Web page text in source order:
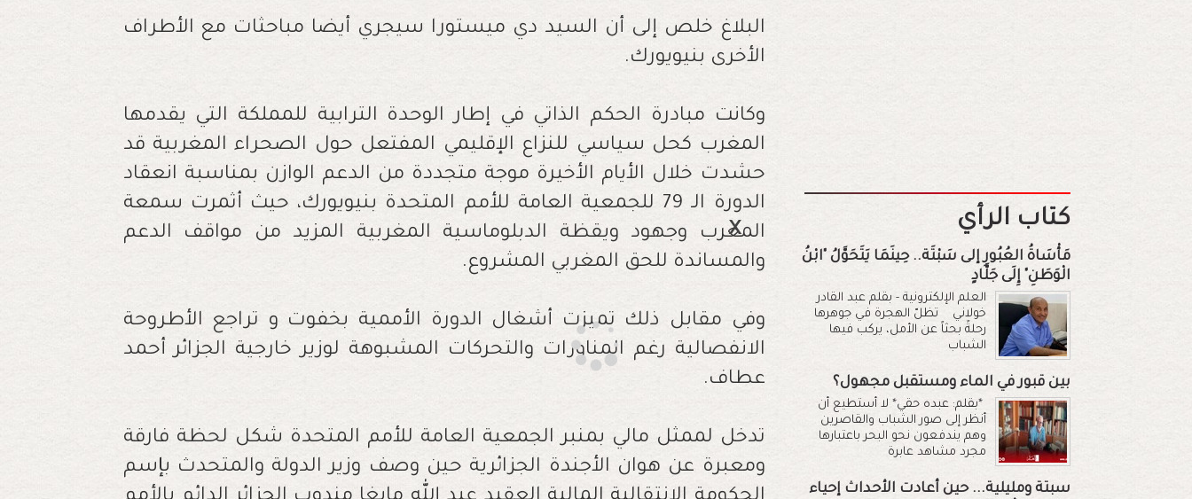
‬الأخرى‭ ‬بنيويورك‭.‬
‬والمساندة‭ ‬للحق‭ ‬المغربي‭ ‬المشروع‭.‬
‬عطاف‭ .‬
كتاب الرأي
مَأْسَاةُ العُبُورِ إلى سَبْتَة.. حِينَمَا يَتَحَوَّلُ "ابْنُ
الْوَطَنِ" إِلَى جَلَّادٍ
العلم الإلكترونية - بقلم عبد القادر
خولاني تظلّ الهجرة في جوهرها
رحلةً بحثاً عن الأمل، يركب فيها
الشباب
بين قبور في الماء ومستقبل مجهول؟
*بقلم: عبده حقي* لا أستطيع أن
أنظر إلى صور الشباب والقاصرين
وهم يندفعون نحو البحر باعتبارها
مجرد مشاهد عابرة
سبتة ومليلية... حين أعادت الأحداث إحياء